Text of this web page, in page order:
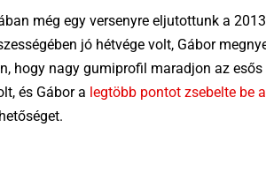
még egy versenyre eljutottunk a
jó hétvége volt, Gábor
nagy gumiprofil maradjon az esős
és Gábor a legtöbb pontot zsebelte be